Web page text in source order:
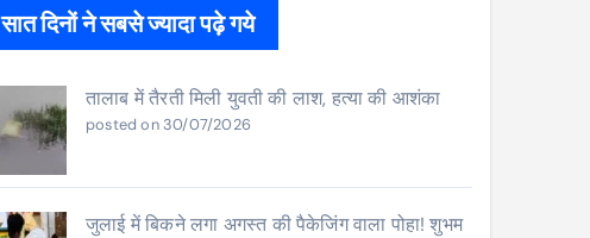
सात दिनों ने सबसे ज्यादा पढ़े गये
तालाब में तैरती मिली युवती की लाश, हत्या की आशंका
posted on 30/07/2026
जुलाई में बिकने लगा अगस्त की पैकेजिंग वाला पोहा! शुभम